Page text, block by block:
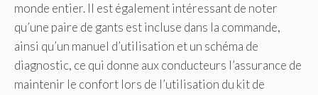
monde entier. Il est également intéressant de noter
qu’une paire de gants est incluse dans la commande,
ainsi qu’un manuel d’utilisation et un schéma de
diagnostic, ce qui donne aux conducteurs l’assurance de
maintenir le confort lors de l’utilisation du kit de